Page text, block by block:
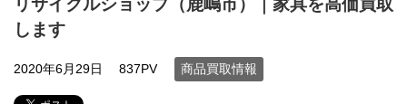
リサイクルショップ（鹿嶋市）｜家具を高価買取
します
2020年6月29日 837PV 商品買取情報